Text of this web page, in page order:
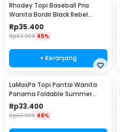
Rhodey Topi Baseball Pria
Wanita Bordir Black Rebel
Katun Cap - MZ004
Rp35.400
Rp63.900 45%
+ Keranjang
LaMaxPa Topi Pantai Wanita
Panama Foldable Summer
Beach Straw Hat 60cm -
WJ9024
Rp33.400
Rp60.900 46%